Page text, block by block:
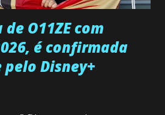
O11ZE com
é confirmada
Disney+